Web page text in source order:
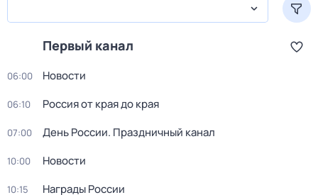
Первый канал
06:00 Новости
06:10 Россия от края до края
07:00 День России. Праздничный канал
10:00 Новости
10:15 Награды России